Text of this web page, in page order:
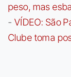
peso, mas
- VÍDEO: São
Clube toma